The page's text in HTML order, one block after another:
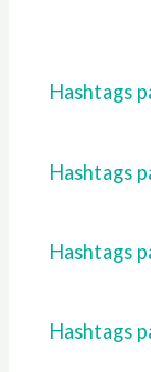
Hashtags
Hashtags
Hashtags
Hashtags